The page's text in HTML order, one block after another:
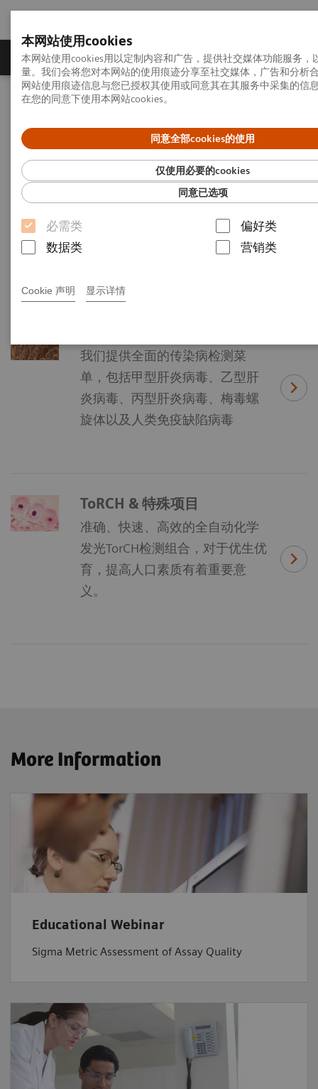
本网站使用cookies
本网站使用cookies用以定制内容和广告，提供社交媒体功能服务，
量。我们会将您对本网站的使用痕迹分享至社交媒体，广告和分析
网站使用痕迹信息与您已授权其使用或同意其在其服务中采集的信
在您的同意下使用本网站cookies。
同意全部cookies的使用
仅使用必要的cookies
同意已选项
必需类
偏好类
数据类
营销类
Cookie 声明 显示详情
产品一览 疾病与临床解决方案 相关信息
首页 疾病与临床解决方案 传染性疾病
传染性疾病
Siemens Healthineers提供全面的传染性疾病筛查产
品，从肝炎病毒、人类免疫缺陷病毒、梅毒螺旋体等
术前筛查项目到TORCH及其它特殊项目。
我们提供全面的传染病检测菜
单，包括甲型肝炎病毒、乙型肝
炎病毒、丙型肝炎病毒、梅毒螺
旋体以及人类免疫缺陷病毒
ToRCH & 特殊项目
准确、快速、高效的全自动化学
发光TorCH检测组合，对于优生优
育，提高人口素质有着重要意
义。
More Information
Educational Webinar
Sigma Metric Assessment of Assay Quality